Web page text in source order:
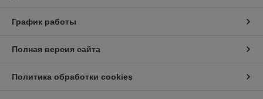
График работы
Полная версия сайта
Политика обработки cookies